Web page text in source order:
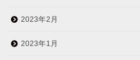
2023年2月
2023年1月